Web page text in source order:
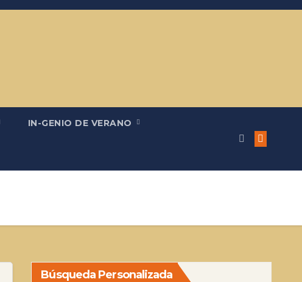
IN-GENIO DE VERANO
Búsqueda Personalizada